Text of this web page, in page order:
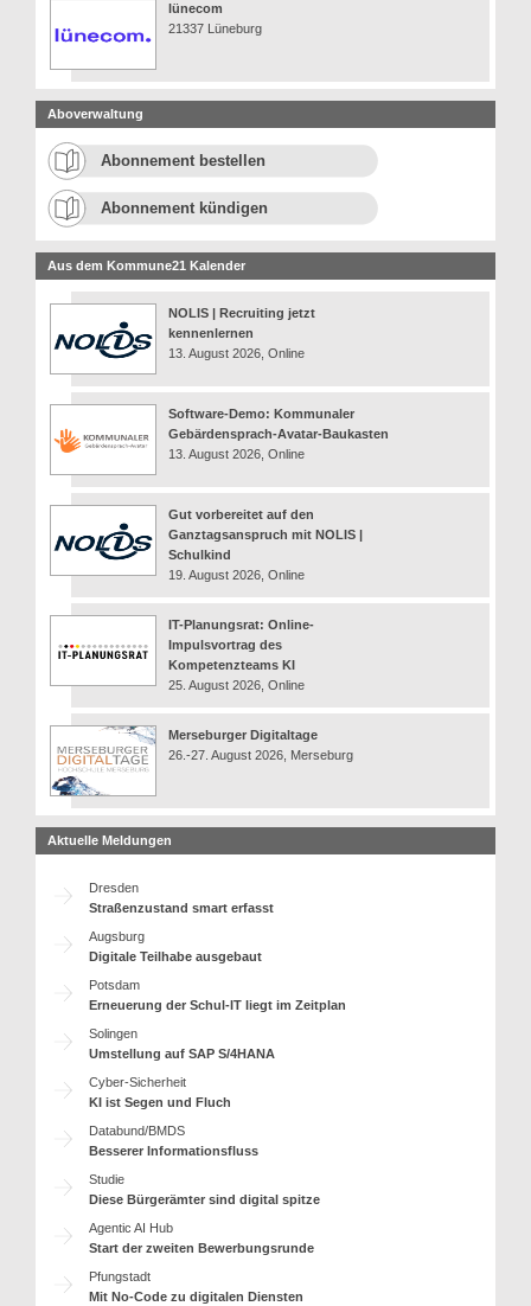
lünecom
21337 Lüneburg
Aboverwaltung
Abonnement bestellen
Abonnement kündigen
Aus dem Kommune21 Kalender
NOLIS | Recruiting jetzt
kennenlernen
13. August 2026, Online
Software-Demo: Kommunaler
Gebärdensprach-Avatar-Baukasten
13. August 2026, Online
Gut vorbereitet auf den
Ganztagsanspruch mit NOLIS |
Schulkind
19. August 2026, Online
IT-Planungsrat: Online-
Impulsvortrag des
Kompetenzteams KI
25. August 2026, Online
Merseburger Digitaltage
26.-27. August 2026, Merseburg
Aktuelle Meldungen
Dresden
Straßenzustand smart erfasst
Augsburg
Digitale Teilhabe ausgebaut
Potsdam
Erneuerung der Schul-IT liegt im Zeitplan
Solingen
Umstellung auf SAP S/4HANA
Cyber-Sicherheit
KI ist Segen und Fluch
Databund/BMDS
Besserer Informationsfluss
Studie
Diese Bürgerämter sind digital spitze
Agentic AI Hub
Start der zweiten Bewerbungsrunde
Pfungstadt
Mit No-Code zu digitalen Diensten